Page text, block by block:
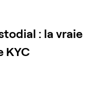
: la vraie
KYC